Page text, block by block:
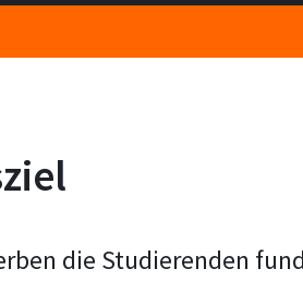
die Studierenden